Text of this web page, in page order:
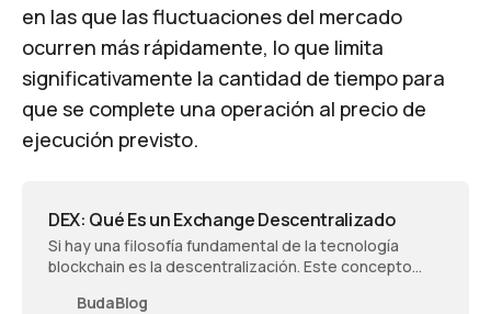
en las que las fluctuaciones del mercado
ocurren más rápidamente, lo que limita
significativamente la cantidad de tiempo para
que se complete una operación al precio de
ejecución previsto.
DEX: Qué Es un Exchange Descentralizado
Si hay una filosofía fundamental de la tecnología
blockchain es la descentralización. Este concepto
realizan sin un intermediario y que la autoridad de
BudaBlog